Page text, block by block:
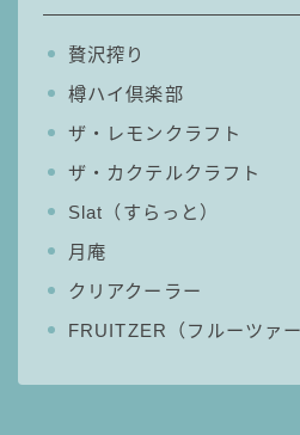
愛のスコールホワイトサ
WATER SOUR(ウォータ
宝酒造
焼酎ハイボール
タカラCANチューハイ
宝焼酎のお茶割りシリーズ
寶「丸おろし」
贅沢搾り
樽ハイ倶楽部
ザ・レモンクラフト
ザ・カクテルクラフト
Slat（すらっと）
月庵
クリアクーラー
FRUITZER（フルーツァー